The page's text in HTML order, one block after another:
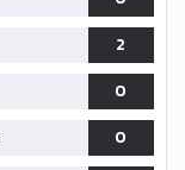
2
0
0